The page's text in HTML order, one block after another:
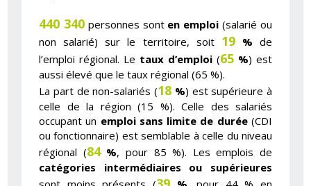
440 340personnes sont en emploi (salarié ou
non salarié) sur le territoire, soit 19% de
l’emploi régional. Le taux d’emploi (65 %) est
aussi élevé que le taux régional (65 %).
La part de non-salariés (18 %) est supérieure à
celle de la région (15 %). Celle des salariés
occupant un emploi sans limite de durée(CDI
ou fonctionnaire) est semblable à celle du niveau
régional (84%, pour 85 %). Les emplois de
catégories intermédiaires ou supérieures